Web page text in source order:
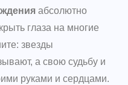
абсолютно
глаза на многие
звезды
а свою судьбу и
руками и сердцами.